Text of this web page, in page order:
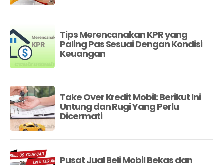
Tips Merencanakan KPR yang
Paling Pas Sesuai Dengan Kondisi
Keuangan
Take Over Kredit Mobil: Berikut Ini
Untung dan Rugi Yang Perlu
Dicermati
Pusat Jual Beli Mobil Bekas dan